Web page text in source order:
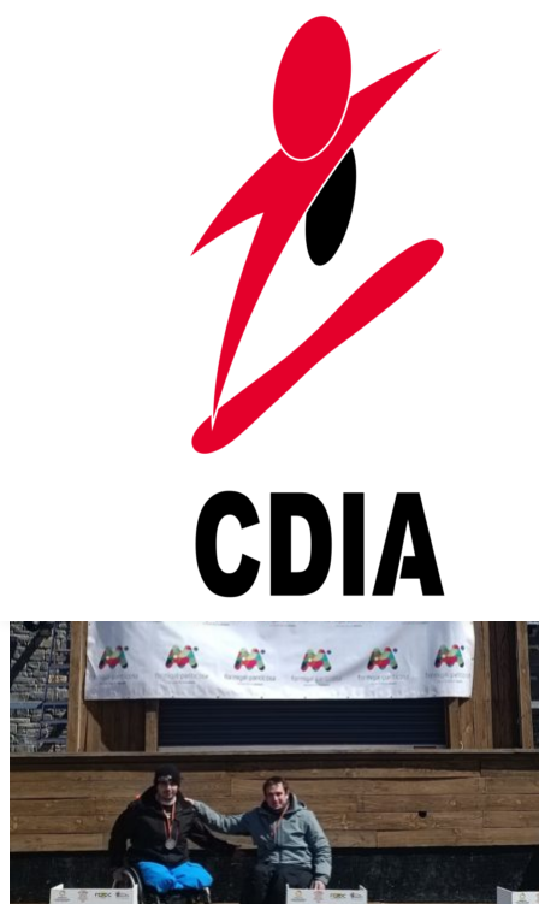
Formigal celebra la gran fiesta
del esquí adaptado con el
Campeonato de España
Formigal celebra la gran fiesta del esquí adaptado con el